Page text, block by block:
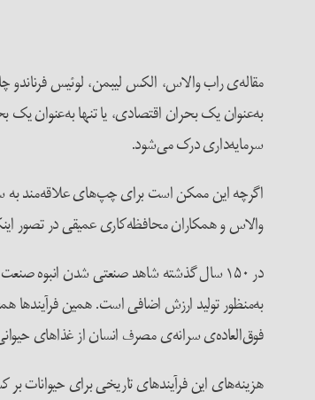
سرمایه‌داری درک می‌شود.
اگرچه این ممکن است برای چپ‌‌های علاقه‌مند به
والاس و همکاران محافظه‌کاری عمیقی در تصور
در ۱۵۰ سال گذشته شاهد صنعتی شدن انبوه
به‌منظور تولید ارزش اضافی است. همین فرآیندها
فوق‌العاده‌ی سرانه‌ی مصرف انسان از غذاهای
هزینه‌های این فرآیندهای تاریخی برای حیوانات